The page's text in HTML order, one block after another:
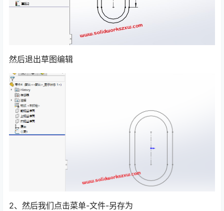
然后退出草图编辑
2、然后我们点击菜单-文件-另存为